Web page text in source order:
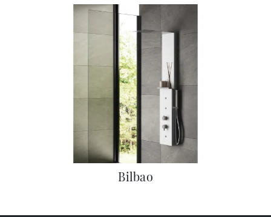
Bilbao